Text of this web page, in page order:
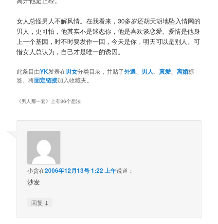
女人总怪男人不解风情。在我看来，30多岁还胡天胡地坠入情网的
男人，更可怕，他其实不是迷恋你，他是喜欢谈恋爱。爱情是他身
上一个基因，时不时要发作一回，今天是你，明天可以是别人。可
惜女人总认为，自己才是唯一的诱因。
此条目由YK发表在男女分类目录，并贴了外遇 男人 、真爱 、离婚标
签。将固定链接加入收藏夹。
《男人那一套》上有36个想法
小贪在2006年12月13号 1:22 上午说道：
沙发
回复 ↓